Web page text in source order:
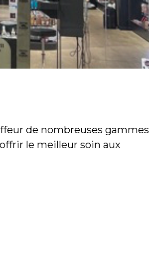
de nombreuses gammes
le meilleur soin aux